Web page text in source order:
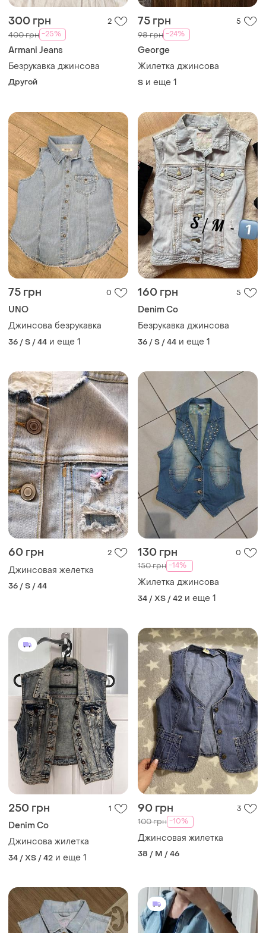
300 грн 2
400 грн -25%
Armani Jeans
Безрукавка джинсова
Другой
75 грн 5
98 грн -24%
George
Жилетка джинсова
S и еще 1
75 грн 0
UNO
Джинсова безрукавка
36 / S / 44 и еще 1
160 грн 5
Denim Co
Безрукавка джинсова
36 / S / 44 и еще 1
60 грн 2
Джинсовая желетка
36 / S / 44
130 грн 0
150 грн -14%
Жилетка джинсова
34 / XS / 42 и еще 1
250 грн 1
Denim Co
Джинсова жилетка
34 / XS / 42 и еще 1
90 грн 3
100 грн -10%
Джинсовая жилетка
38 / M / 46